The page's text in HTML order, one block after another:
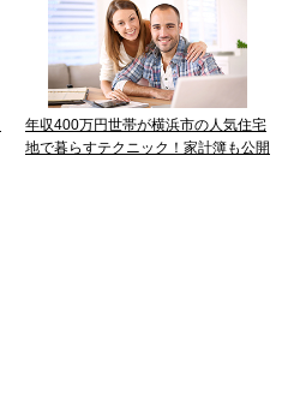
年収400万円世帯が横浜市の人気住宅
地で暮らすテクニック！家計簿も公開